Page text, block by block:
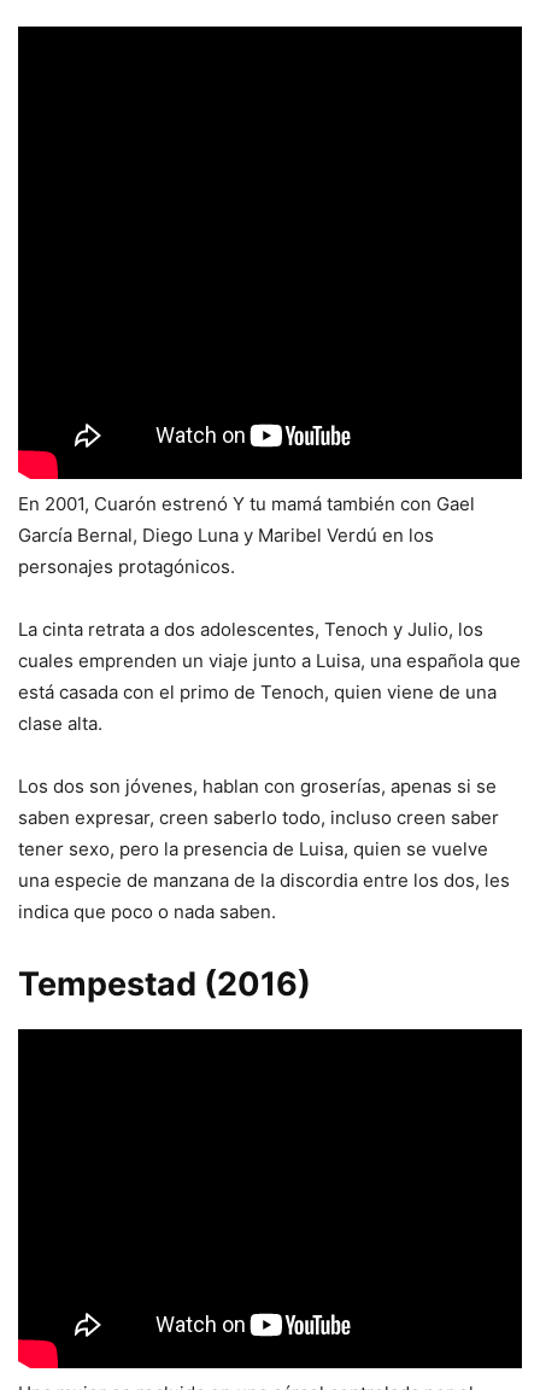
En 2001, Cuarón estrenó Y tu mamá también con Gael
García Bernal, Diego Luna y Maribel Verdú en los
personajes protagónicos.
La cinta retrata a dos adolescentes, Tenoch y Julio, los
cuales emprenden un viaje junto a Luisa, una española que
está casada con el primo de Tenoch, quien viene de una
clase alta.
Los dos son jóvenes, hablan con groserías, apenas si se
saben expresar, creen saberlo todo, incluso creen saber
tener sexo, pero la presencia de Luisa, quien se vuelve
una especie de manzana de la discordia entre los dos, les
indica que poco o nada saben.
Tempestad (2016)